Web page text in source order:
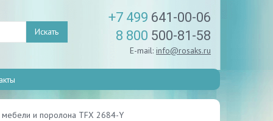
Искать
+7 499 641-00-06
8 800 500-81-58
E-mail: info@rosaks.ru
и поролона TFX 2684-Y